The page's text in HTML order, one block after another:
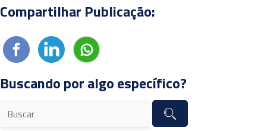
Compartilhar Publicação:
Buscando por algo específico?